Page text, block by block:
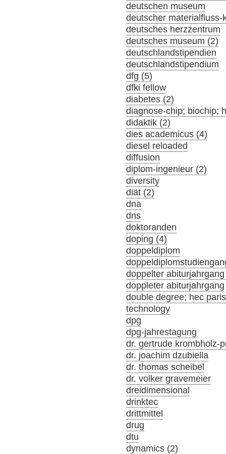
deutschen museum
deutscher materialfluss-
deutsches herzzentrum
deutsches museum (2)
deutschlandstipendien
deutschlandstipendium
dfg (5)
dfki fellow
diabetes (2)
diagnose-chip; biochip;
didaktik (2)
dies academicus (4)
diesel reloaded
diffusion
diplom-ingenieur (2)
diversity
diät (2)
dna
dns
doktoranden
doping (4)
doppeldiplom
doppelter
doppleter abiturjahrgang
double degree; hec
technology
dpg
dpg-jahrestagung
dr. gertrude krombholz-
dr. joachim dzubiella
dr. thomas scheibel
dr. volker gravemeier
dreidimensional
drinktec
drittmittel
drug
dtu
dynamics (2)